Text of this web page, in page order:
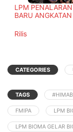
LPM
BARU
In relation to
Rilis
CATEGORIES
TAGS
FMIPA LPM
LPM BIOMA GELAR